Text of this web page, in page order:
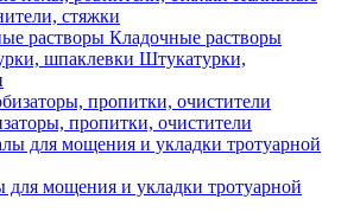
стяжки
Кладочные растворы
Штукатурки,
пропитки, очистители
для мощения и укладки тротуарной